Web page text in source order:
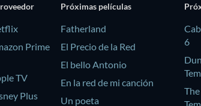
Prime
TV
Plus
Próximas películas
Fatherland
El Precio de la Red
El bello Antonio
En la red de mi canción
Un poeta
6